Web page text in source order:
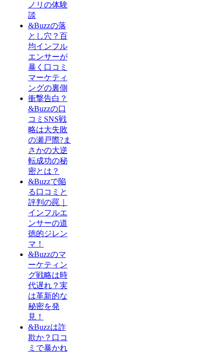
ノリの体験
談
&Buzzの落
とし穴？百
均インフル
エンサーが
暴く口コミ
マーケティ
ングの裏側
衝撃告白？
&Buzzの口
コミSNS戦
略は大失敗
の瀬戸際?ま
さかの大逆
転成功の秘
密とは？
&Buzzで陥
る口コミと
評判の罠｜
インフルエ
ンサーの道
徳的ジレン
マ！
&Buzzのマ
ーケティン
グ戦略は時
代遅れ？実
は革新的な
秘密を発
見！
&Buzzは詐
欺か？口コ
ミで暴かれ